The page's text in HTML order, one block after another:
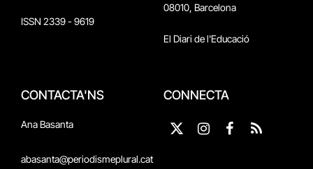
ISSN 2339 - 9619
08010, Barcelona
El Diari de l'Educació
CONTACTA'NS
Ana Basanta
abasanta@periodismeplural.cat
CONNECTA
X
Instagram
Facebook
RSS